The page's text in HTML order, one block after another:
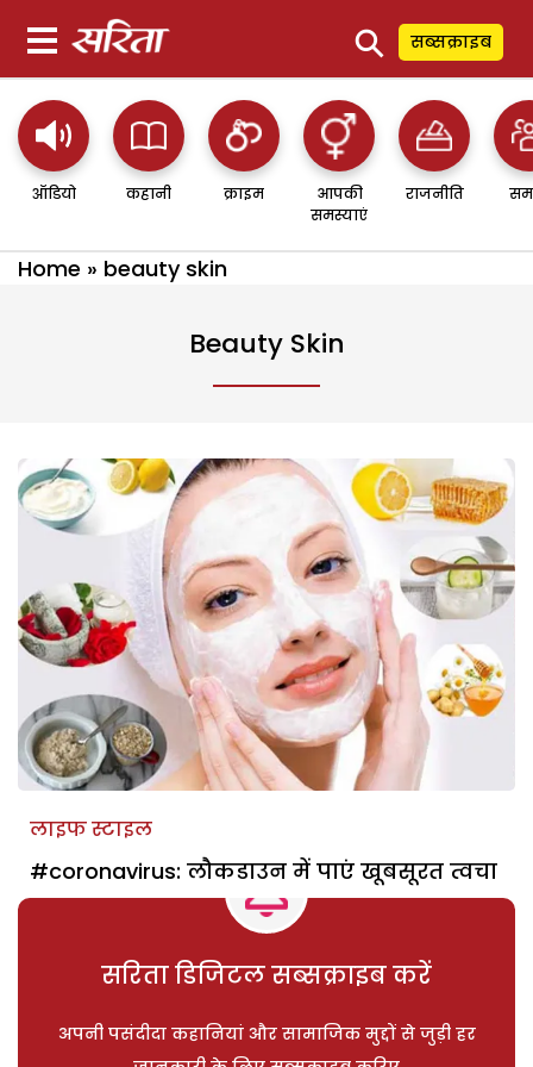
⚲ सब्सक्राइब
ऑडियो कहानी क्राइम
आपकी
समस्याएं
राजनीति
Home » beauty skin
Beauty Skin
लाइफ स्टाइल
#coronavirus: लौकडाउन में पाएं खूबसूरत त्वचा
सरिता डिजिटल सब्सक्राइब करें
अपनी पसंदीदा कहानियां और सामाजिक मुद्दों से जुड़ी हर